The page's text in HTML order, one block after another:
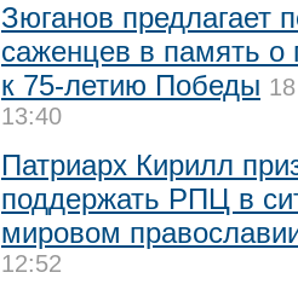
Зюганов предлагает
саженцев в память о
к 75-летию Победы
13:40
Патриарх Кирилл
поддержать РПЦ в
мировом
12:52